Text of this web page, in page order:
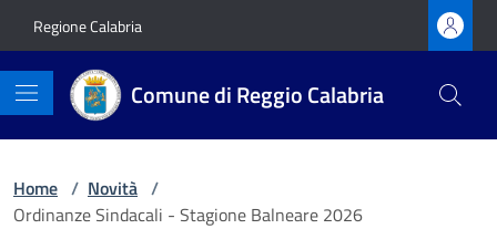
Regione Calabria
Comune di Reggio Calabria
Home / Novità /
Ordinanze Sindacali - Stagione Balneare 2026